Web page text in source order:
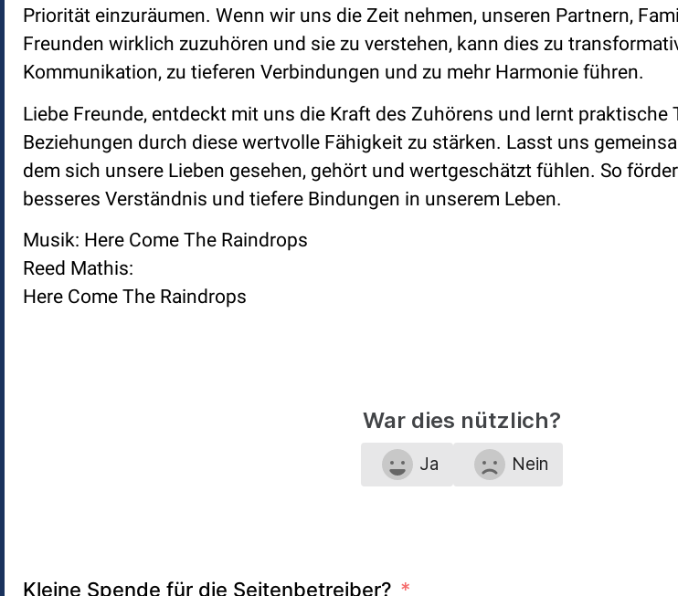
Priorität einzuräumen. Wenn wir uns die Zeit nehmen, unseren Partnern,
Freunden wirklich zuzuhören und sie zu verstehen, kann dies zu
Kommunikation, zu tieferen Verbindungen und zu mehr Harmonie führen.
Liebe Freunde, entdeckt mit uns die Kraft des Zuhörens und lernt praktische
Beziehungen durch diese wertvolle Fähigkeit zu stärken. Lasst uns
dem sich unsere Lieben gesehen, gehört und wertgeschätzt fühlen. So
besseres Verständnis und tiefere Bindungen in unserem Leben.
Musik: Here Come The Raindrops
Reed Mathis:
Here Come The Raindrops
War dies nützlich?
Ja Nein
Kleine Spende für die Seitenbetreiber?